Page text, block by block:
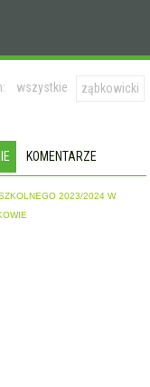
wszystkie ząbkowicki
KOMENTARZE
2023/2024 W